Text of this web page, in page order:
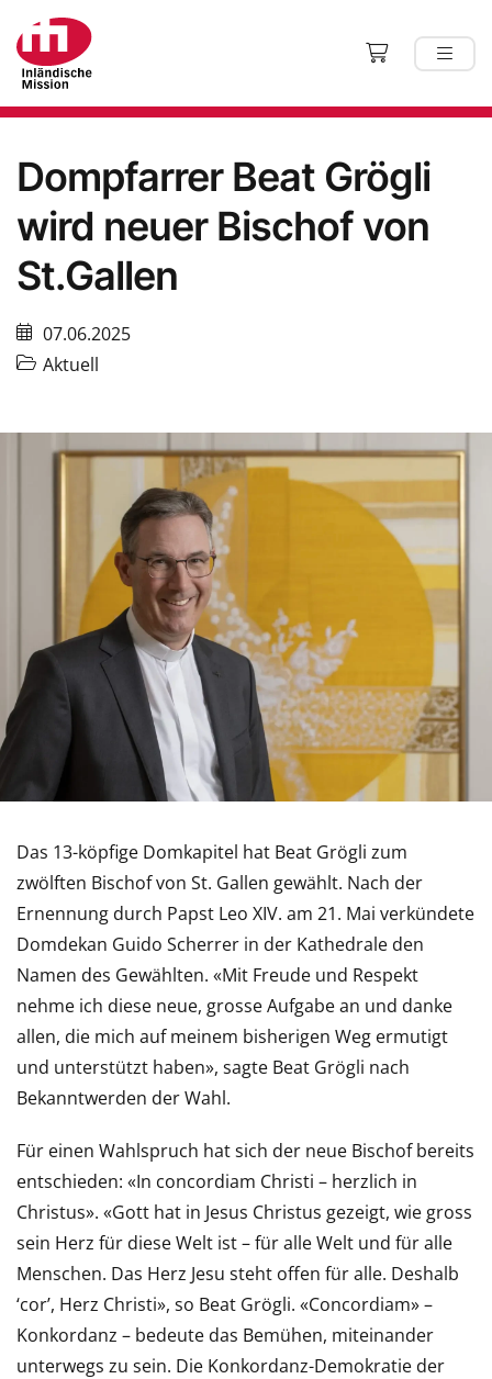
Dompfarrer Beat Grögli
wird neuer Bischof von
St.Gallen
07.06.2025
Aktuell
Das 13-köpfige Domkapitel hat Beat Grögli zum
zwölften Bischof von St. Gallen gewählt. Nach der
Ernennung durch Papst Leo XIV. am 21. Mai verkündete
Domdekan Guido Scherrer in der Kathedrale den
Namen des Gewählten. «Mit Freude und Respekt
nehme ich diese neue, grosse Aufgabe an und danke
allen, die mich auf meinem bisherigen Weg ermutigt
und unterstützt haben», sagte Beat Grögli nach
Bekanntwerden der Wahl.
Für einen Wahlspruch hat sich der neue Bischof bereits
entschieden: «In concordiam Christi – herzlich in
Christus». «Gott hat in Jesus Christus gezeigt, wie gross
sein Herz für diese Welt ist – für alle Welt und für alle
Menschen. Das Herz Jesu steht offen für alle. Deshalb
‘cor’, Herz Christi», so Beat Grögli. «Concordiam» –
Konkordanz – bedeute das Bemühen, miteinander
unterwegs zu sein. Die Konkordanz-Demokratie der